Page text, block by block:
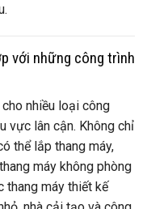
với những công trình
nhiều loại công
vực lân cận. Không chỉ
thể lắp thang máy,
máy không phòng
thang máy thiết kế